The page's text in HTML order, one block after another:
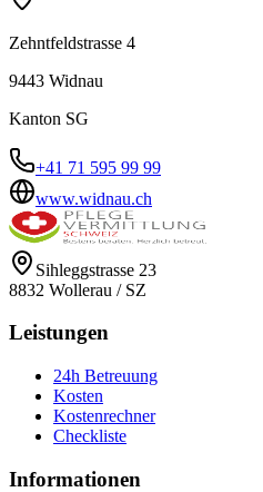
Zehntfeldstrasse 4
9443 Widnau
Kanton SG
+41 71 595 99 99
www.widnau.ch
Sihleggstrasse 23
8832 Wollerau / SZ
Leistungen
24h Betreuung
Kosten
Kostenrechner
Checkliste
Informationen